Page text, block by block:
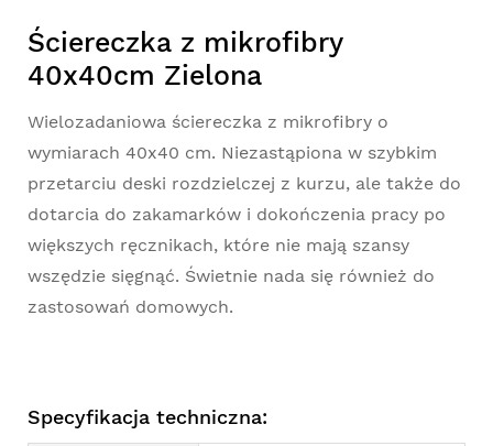
Ściereczka z mikrofibry
40x40cm Zielona
Wielozadaniowa ściereczka z mikrofibry o
wymiarach 40x40 cm. Niezastąpiona w szybkim
przetarciu deski rozdzielczej z kurzu, ale także do
dotarcia do zakamarków i dokończenia pracy po
większych ręcznikach, które nie mają szansy
wszędzie sięgnąć. Świetnie nada się również do
zastosowań domowych.
Specyfikacja techniczna: